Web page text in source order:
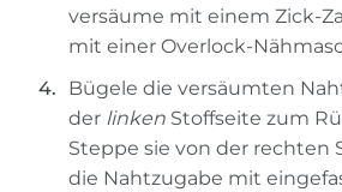
versäume mit einem Zick-
mit einer Overlock-
Bügele die versäumten
der linken Stoffseite zum
Steppe sie von der rechten
die Nahtzugabe mit